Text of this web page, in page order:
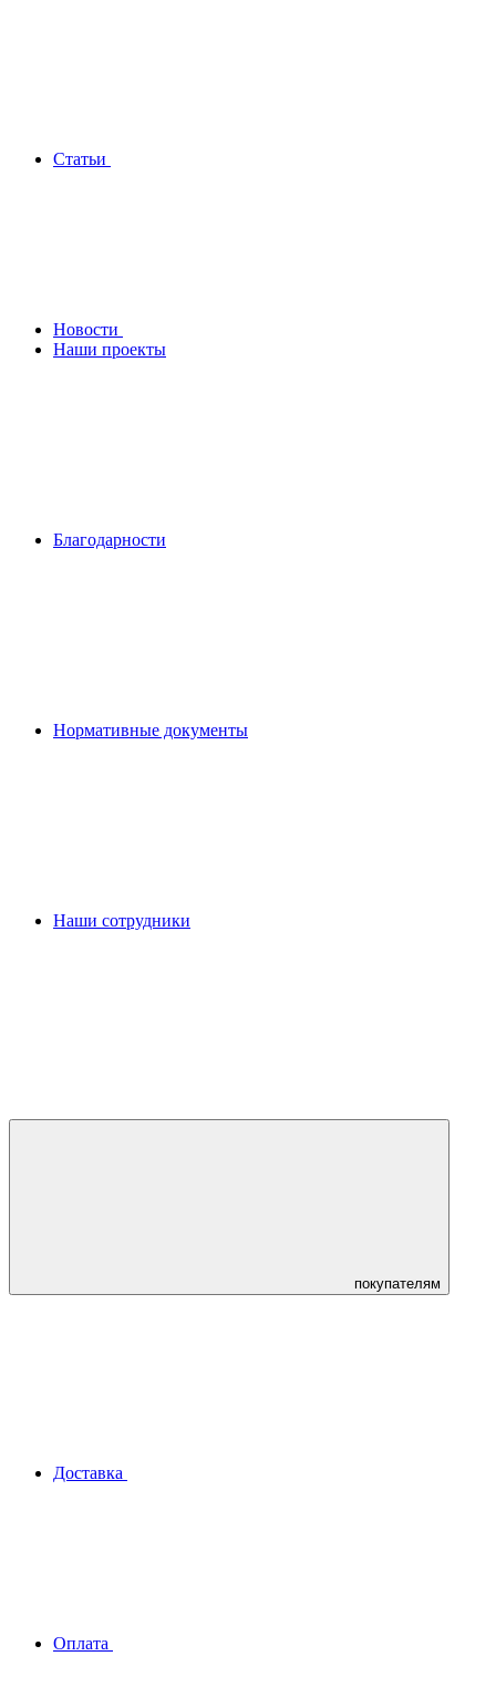
Статьи
Новости
Наши проекты
Благодарности
Нормативные документы
Наши сотрудники
покупателям
Доставка
Оплата